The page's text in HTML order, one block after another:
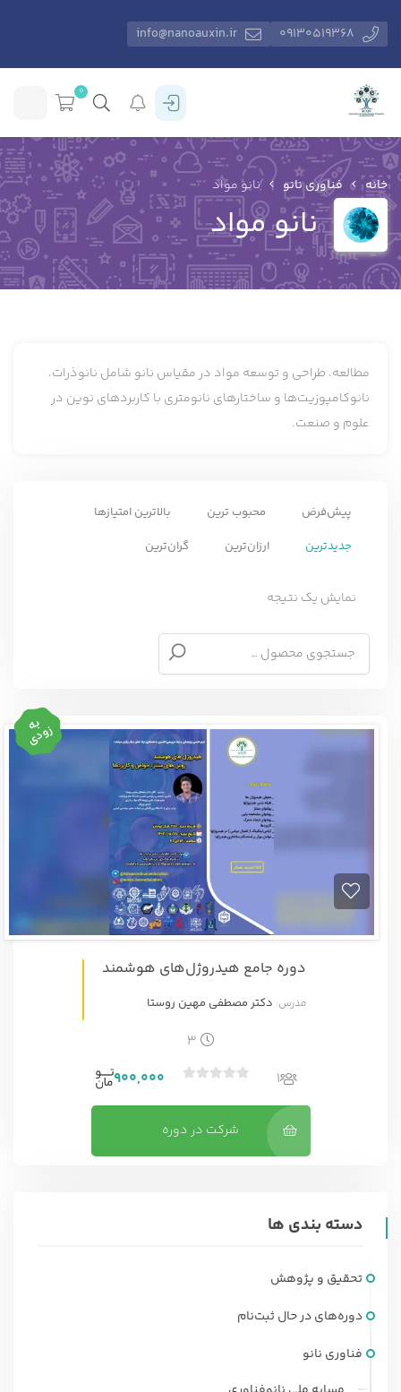
0
خانه فناوری نانو نانو مواد
نانو مواد
مطالعه، طراحی و توسعه مواد در مقیاس نانو شامل نانوذرات،
نانوکامپوزیت‌ها و ساختارهای نانومتری با کاربردهای نوین در
علوم و صنعت.
پیش‌فرض محبوب ترین
بالاترین امتیازها
جدیدترین
ارزان‌ترین گران‌ترین
نمایش یک نتیجه
به
زودی
دوره جامع هیدروژل‌های هوشمند
مدرس:دکتر مصطفی مهین روستا
3
1
د
و
900,000
شرکت در دوره
دسته بندی ها
تحقیق و پژوهش
دوره‌های در حال ثبت‌نام
فناوری نانو